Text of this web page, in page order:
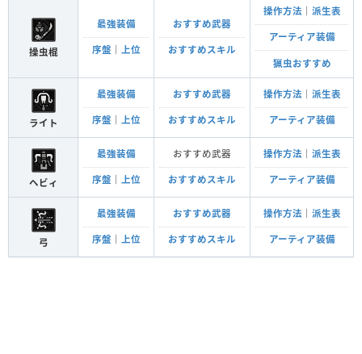
操虫棍
最強装備
序盤 上位
おすすめ武器
おすすめスキル
操作方法 派生表
アーティア装備
猟虫おすすめ
ライト
最強装備
序盤 上位
おすすめ武器
おすすめスキル
操作方法 派生表
アーティア装備
ヘビィ
最強装備
序盤 上位
おすすめ武器
おすすめスキル
操作方法 派生表
アーティア装備
弓
最強装備
序盤 上位
おすすめ武器
おすすめスキル
操作方法 派生表
アーティア装備